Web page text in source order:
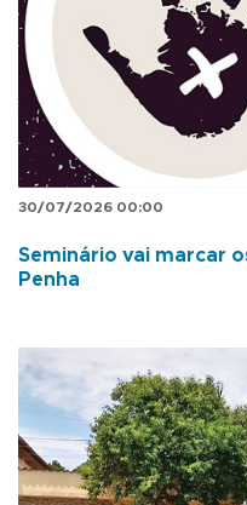
30/07/2026 00:00
Seminário vai marcar
Penha